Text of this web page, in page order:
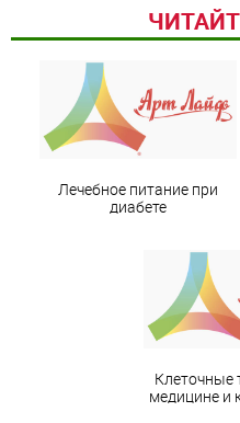
Лечебное питание при
диабете
Клеточные
медицине и